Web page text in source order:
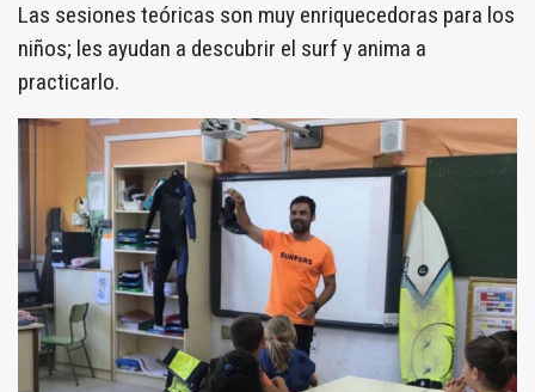
Las sesiones teóricas son muy enriquecedoras para los
niños; les ayudan a descubrir el surf y anima a
practicarlo.